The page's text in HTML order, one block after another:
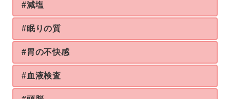
#減塩
#眠りの質
#胃の不快感
#血液検査